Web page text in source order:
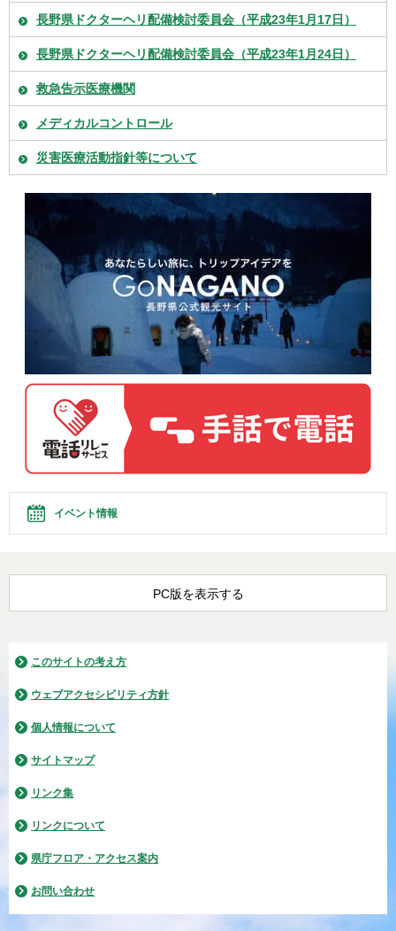
長野県ドクターヘリ配備検討委員会（平成23年1月17日）
長野県ドクターヘリ配備検討委員会（平成23年1月24日）
救急告示医療機関
メディカルコントロール
災害医療活動指針等について
イベント情報
PC版を表示する
このサイトの考え方
ウェブアクセシビリティ方針
個人情報について
サイトマップ
リンク集
リンクについて
県庁フロア・アクセス案内
お問い合わせ